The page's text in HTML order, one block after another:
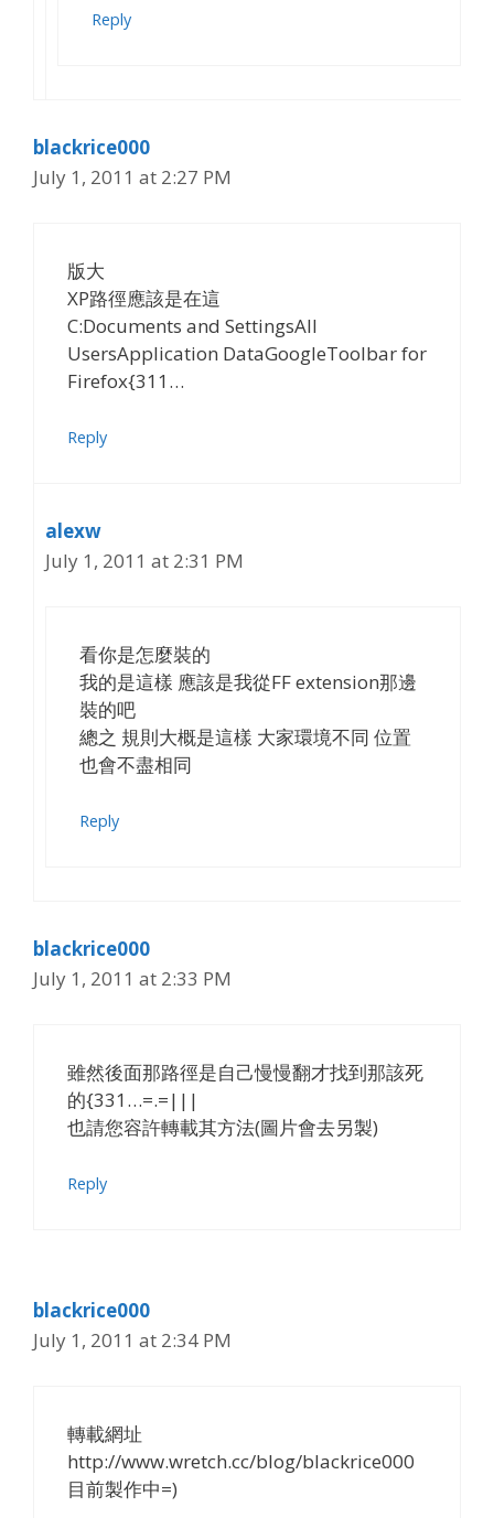
Reply
blackrice000
July 1, 2011 at 2:27 PM
版大
XP路徑應該是在這
C:Documents and SettingsAll
UsersApplication DataGoogleToolbar for
Firefox{311…
Reply
alexw
July 1, 2011 at 2:31 PM
看你是怎麼裝的
我的是這樣 應該是我從FF extension那邊
裝的吧
總之 規則大概是這樣 大家環境不同 位置
也會不盡相同
Reply
blackrice000
July 1, 2011 at 2:33 PM
雖然後面那路徑是自己慢慢翻才找到那該死
的{331…=.=|||
也請您容許轉載其方法(圖片會去另製)
Reply
blackrice000
July 1, 2011 at 2:34 PM
轉載網址
http://www.wretch.cc/blog/blackrice000
目前製作中=)